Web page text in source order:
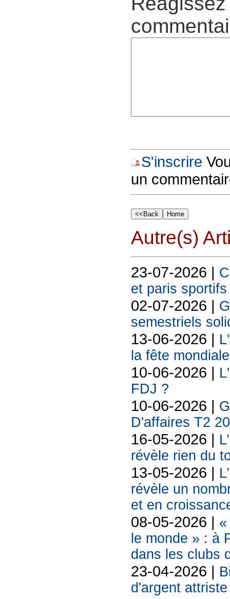
S'inscrire
un
Autre(s)
23-07-2026 |
et paris
02-07-2026 |
semestriels
13-06-2026 |
la fête
10-06-2026 |
FDJ ?
10-06-2026 |
D'affaires T2
16-05-2026 |
révèle rien du
13-05-2026 |
révèle un
et en
08-05-2026 |
le monde » : à
dans les clubs
23-04-2026 |
d'argent